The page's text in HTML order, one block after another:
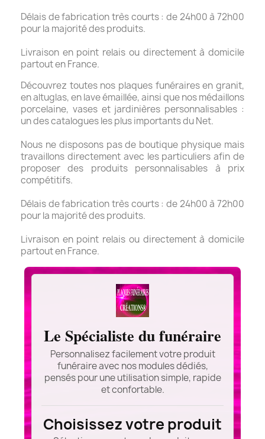
Délais de fabrication très courts : de 24h00 à 72h00
pour la majorité des produits.
Livraison en point relais ou directement à domicile
partout en France.
Découvrez toutes nos plaques funéraires en granit,
en altuglas, en lave émaillée, ainsi que nos médaillons
porcelaine, vases et jardinières personnalisables :
un des catalogues les plus importants du Net.
Nous ne disposons pas de boutique physique mais
travaillons directement avec les particuliers afin de
proposer des produits personnalisables à prix
compétitifs.
Délais de fabrication très courts : de 24h00 à 72h00
pour la majorité des produits.
Livraison en point relais ou directement à domicile
partout en France.
Le Spécialiste du funéraire
Personnalisez facilement votre produit
funéraire avec nos modules dédiés,
pensés pour une utilisation simple, rapide
et confortable.
Choisissez votre produit